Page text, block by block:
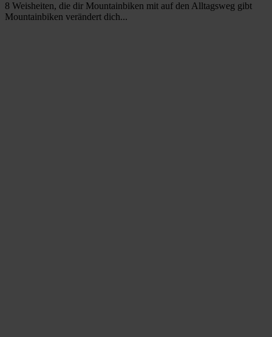
8 Weisheiten, die dir Mountainbiken mit auf den Alltagsweg gibt
Mountainbiken verändert dich...